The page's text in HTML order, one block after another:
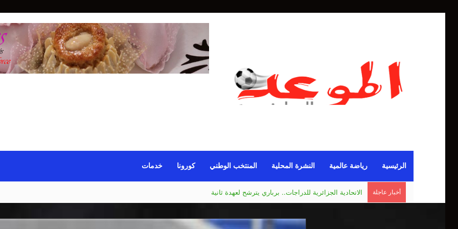
الرئيسية رياضة عالمية النشرة المحلية المنتخب الوطني كورونا خدمات
أخبار عاجلة
نصف ماراطون ولاية الجزائر